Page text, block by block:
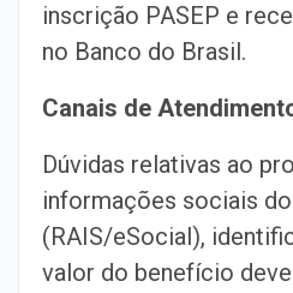
inscrição PASEP e
no Banco do Brasil.
Canais de
Dúvidas relativas ao
informações sociais
(RAIS/eSocial),
valor do benefício